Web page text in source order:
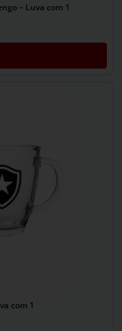
– Luva com 1
com 1